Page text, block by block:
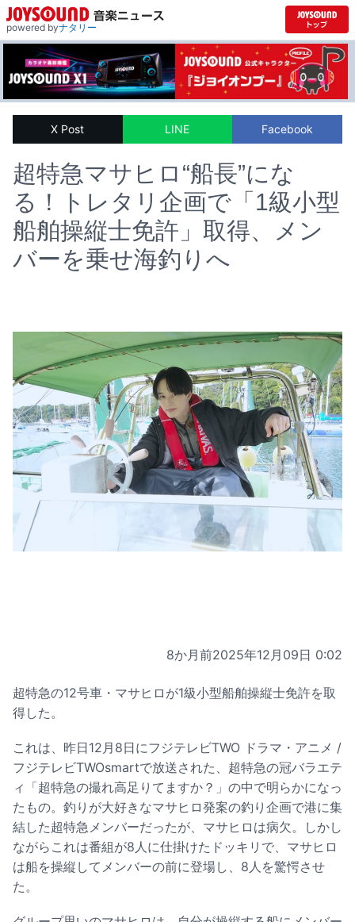
powered byナタリー
X Post LINE Facebook
超特急マサヒロ“船長”にな
る！トレタリ企画で「1級小型
船舶操縦士免許」取得、メン
バーを乗せ海釣りへ
8か月前2025年12月09日 0:02
超特急の12号車・マサヒロが1級小型船舶操縦士免許を取
得した。
これは、昨日12月8日にフジテレビTWO ドラマ・アニメ /
フジテレビTWOsmartで放送された、超特急の冠バラエテ
ィ「超特急の撮れ高足りてますか？」の中で明らかになっ
たもの。釣りが大好きなマサヒロ発案の釣り企画で港に集
結した超特急メンバーだったが、マサヒロは病欠。しかし
ながらこれは番組が8人に仕掛けたドッキリで、マサヒロ
は船を操縦してメンバーの前に登場し、8人を驚愕させ
た。